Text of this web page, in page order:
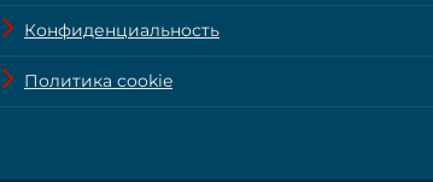
Конфиденциальность
Политика cookie